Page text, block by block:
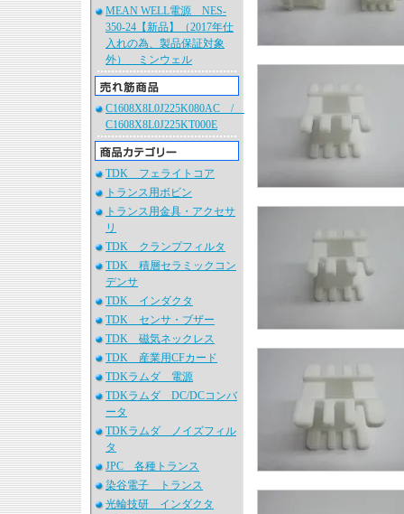
MEAN WELL電源 NES-
350-24【新品】（2017年仕
入れの為、製品保証対象
外） ミンウェル
C1608X8L0J225K080AC /
C1608X8L0J225KT000E
TDK フェライトコア
トランス用ボビン
トランス用金具・アクセサ
リ
TDK クランプフィルタ
TDK 積層セラミックコン
デンサ
TDK インダクタ
TDK センサ・ブザー
TDK 磁気ネックレス
TDK 産業用CFカード
TDKラムダ 電源
TDKラムダ DC/DCコンバ
ータ
TDKラムダ ノイズフィル
タ
JPC 各種トランス
染谷電子 トランス
光輪技研 インダクタ